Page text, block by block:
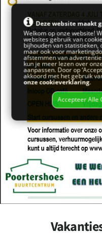
Deze website maakt
Welkom op onze website!
websites gebruik van
bijhouden van statistieken,
maar ook voor
afstemmen van
kun je meer lezen over
aanpassen. Door op
akkoord met het gebruik
onze cookieverklaring.
Accepteer Alle